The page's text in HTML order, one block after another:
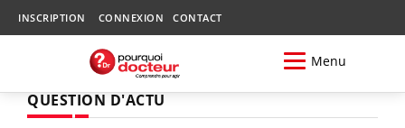
INSCRIPTION CONNEXION CONTACT
Menu
QUESTION D'ACTU